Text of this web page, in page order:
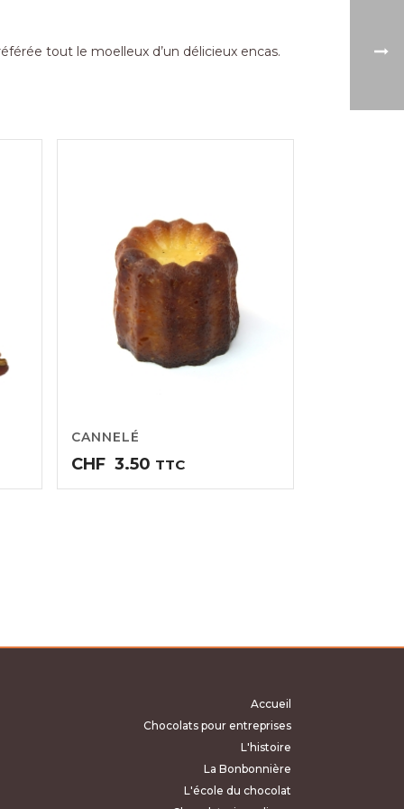
tout le moelleux d’un délicieux encas.
CANNELÉ
CHF 3.50 TTC
Accueil
Chocolats pour entreprises
L'histoire
La Bonbonnière
L'école du chocolat